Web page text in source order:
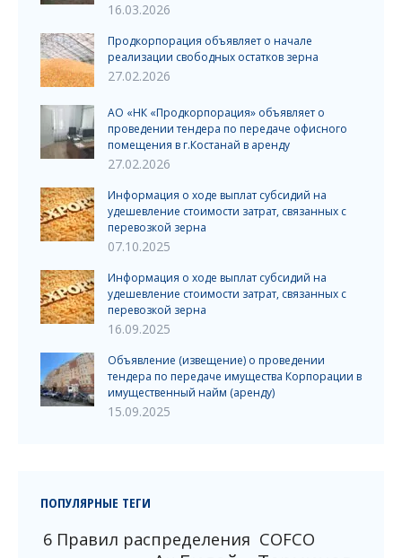
16.03.2026
Продкорпорация объявляет о начале
реализации свободных остатков зерна
27.02.2026
АО «НК «Продкорпорация» объявляет о
проведении тендера по передаче офисного
помещения в г.Костанай в аренду
27.02.2026
Информация о ходе выплат субсидий на
удешевление стоимости затрат, связанных с
перевозкой зерна
07.10.2025
Информация о ходе выплат субсидий на
удешевление стоимости затрат, связанных с
перевозкой зерна
16.09.2025
Объявление (извещение) о проведении
тендера по передаче имущества Корпорации в
имущественный найм (аренду)
15.09.2025
ПОПУЛЯРНЫЕ ТЕГИ
6 Правил распределения COFCO